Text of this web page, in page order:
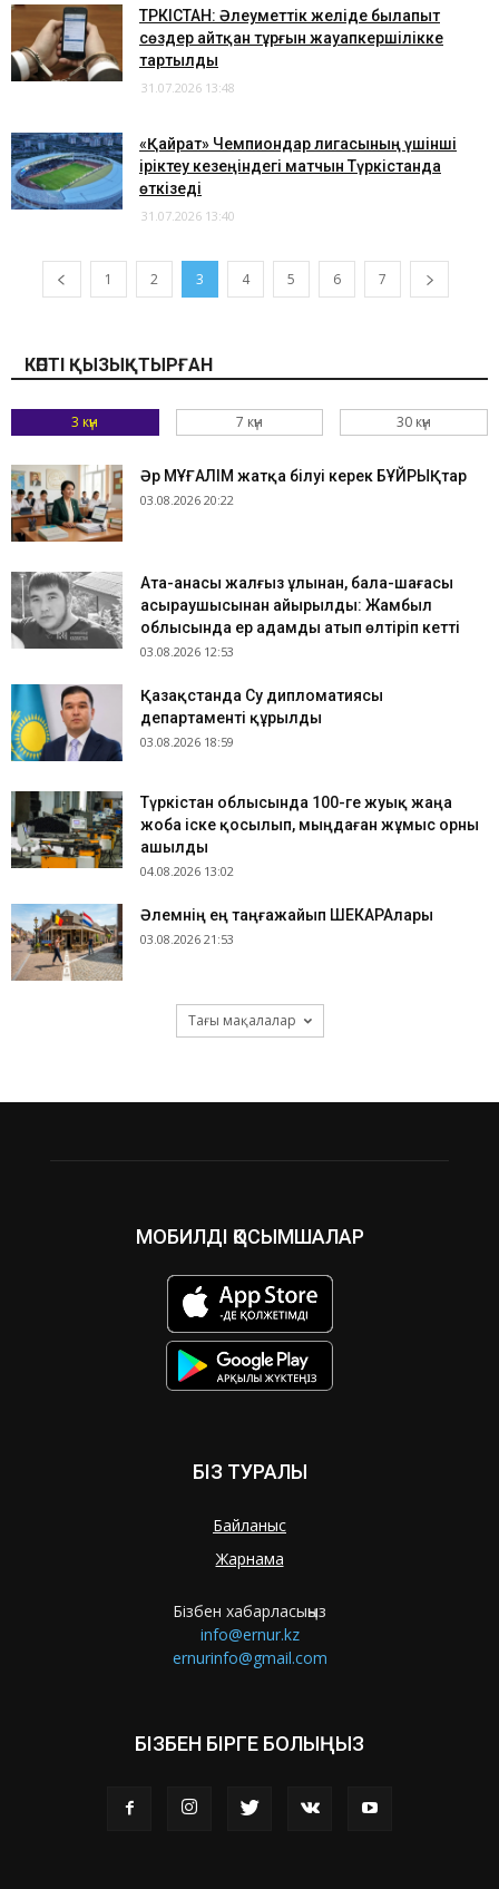
ТҮРКІСТАН: Әлеуметтік желіде былапыт
сөздер айтқан тұрғын жауапкершілікке
тартылды
31.07.2026 13:48
«Қайрат» Чемпиондар лигасының үшінші
іріктеу кезеңіндегі матчын Түркістанда
өткізеді
31.07.2026 13:40
1 2 3 4 5 6 7
КӨПТІ ҚЫЗЫҚТЫРҒАН
3 күн 7 күн 30 күн
Әр МҰҒАЛІМ жатқа білуі керек БҰЙРЫҚтар
03.08.2026 20:22
Ата-анасы жалғыз ұлынан, бала-шағасы
асыраушысынан айырылды: Жамбыл
облысында ер адамды атып өлтіріп кетті
03.08.2026 12:53
Қазақстанда Су дипломатиясы
департаменті құрылды
03.08.2026 18:59
Түркістан облысында 100-ге жуық жаңа
жоба іске қосылып, мыңдаған жұмыс орны
ашылды
04.08.2026 13:02
​Әлемнің ең таңғажайып ШЕКАРАлары
03.08.2026 21:53
Тағы мақалалар
МОБИЛДІ ҚОСЫМШАЛАР
БІЗ ТУРАЛЫ
Байланыс
Жарнама
Бізбен хабарласыңыз
info@ernur.kz
ernurinfo@gmail.com
БІЗБЕН БІРГЕ БОЛЫҢЫЗ